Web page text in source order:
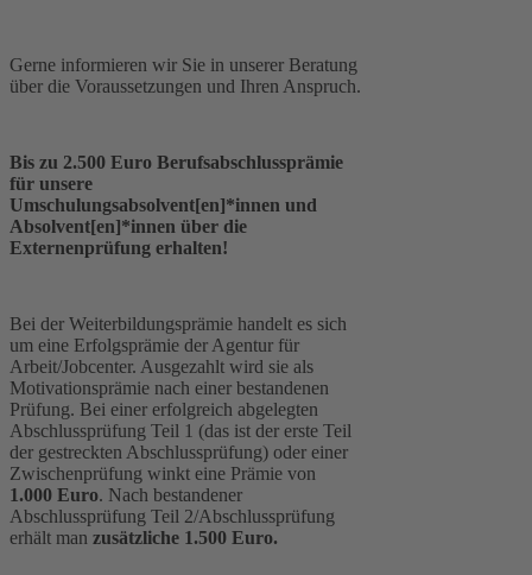
Gerne informieren wir Sie in unserer Beratung
über die Voraussetzungen und Ihren Anspruch.
Bis zu 2.500 Euro Berufsabschlussprämie
für unsere
Umschulungsabsolvent[en]*innen und
Absolvent[en]*innen über die
Externenprüfung erhalten!
Bei der Weiterbildungsprämie handelt es sich
um eine Erfolgsprämie der Agentur für
Arbeit/Jobcenter. Ausgezahlt wird sie als
Motivationsprämie nach einer bestandenen
Prüfung. Bei einer erfolgreich abgelegten
Abschlussprüfung Teil 1 (das ist der erste Teil
der gestreckten Abschlussprüfung) oder einer
Zwischenprüfung winkt eine Prämie von
1.000 Euro. Nach bestandener
Abschlussprüfung Teil 2/Abschlussprüfung
erhält man zusätzliche 1.500 Euro.